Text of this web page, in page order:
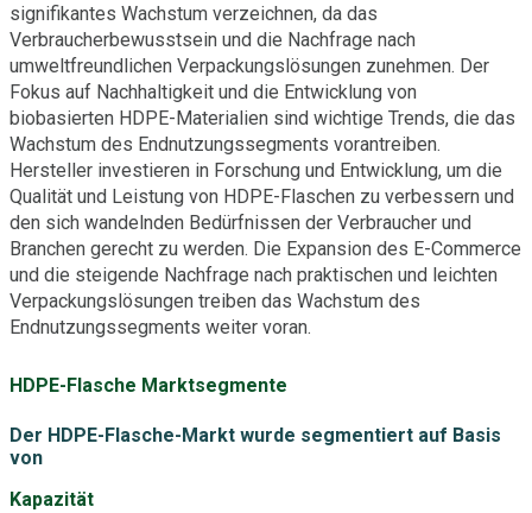
signifikantes Wachstum verzeichnen, da das
Verbraucherbewusstsein und die Nachfrage nach
umweltfreundlichen Verpackungslösungen zunehmen. Der
Fokus auf Nachhaltigkeit und die Entwicklung von
biobasierten HDPE-Materialien sind wichtige Trends, die das
Wachstum des Endnutzungssegments vorantreiben.
Hersteller investieren in Forschung und Entwicklung, um die
Qualität und Leistung von HDPE-Flaschen zu verbessern und
den sich wandelnden Bedürfnissen der Verbraucher und
Branchen gerecht zu werden. Die Expansion des E-Commerce
und die steigende Nachfrage nach praktischen und leichten
Verpackungslösungen treiben das Wachstum des
Endnutzungssegments weiter voran.
HDPE-Flasche Marktsegmente
Der HDPE-Flasche-Markt wurde segmentiert auf Basis
von
Kapazität